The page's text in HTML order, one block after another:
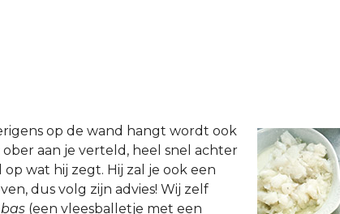
op de wand hangt wordt ook
aan je verteld, heel snel achter
wat hij zegt. Hij zal je ook een
dus volg zijn advies! Wij zelf
(een vleesballetje met een